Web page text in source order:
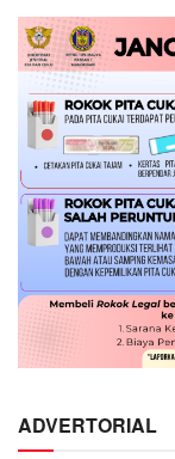
ADVERTORIAL